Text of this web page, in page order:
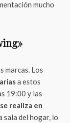
mucho
marcas. Los
a estos
19:00 y las
realiza en
sala del hogar, lo